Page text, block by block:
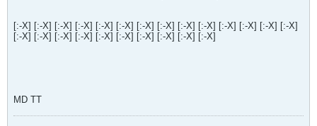
[:-X] [:-X] [:-X] [:-X] [:-X] [:-X] [:-X] [:-X] [:-X] [:-X] [:-X] [:-X] [:-X] [:-X]
[:-X] [:-X] [:-X] [:-X] [:-X] [:-X] [:-X] [:-X] [:-X] [:-X]
MD TT